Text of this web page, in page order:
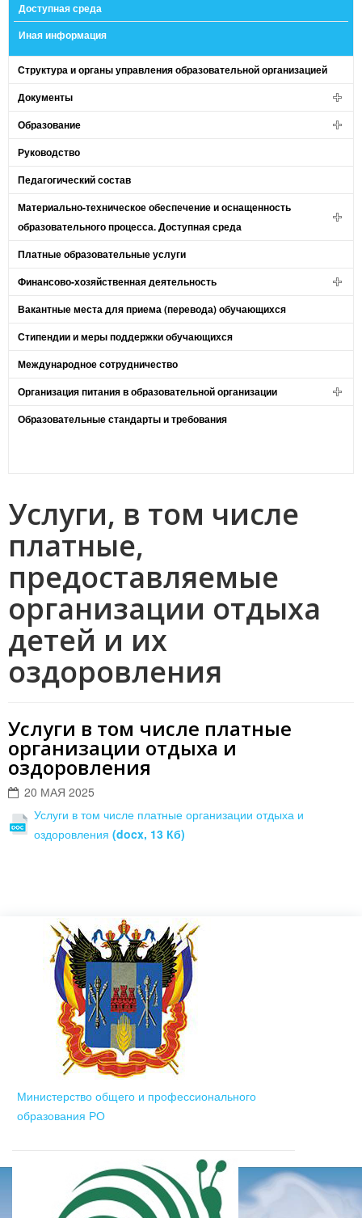
Доступная среда
Иная информация
Структура и органы управления образовательной организацией
Документы
Образование
Руководство
Педагогический состав
Материально-техническое обеспечение и оснащенность
образовательного процесса. Доступная среда
Платные образовательные услуги
Финансово-хозяйственная деятельность
Вакантные места для приема (перевода) обучающихся
Стипендии и меры поддержки обучающихся
Международное сотрудничество
Организация питания в образовательной организации
Образовательные стандарты и требования
Услуги, в том числе
платные,
предоставляемые
организации отдыха
детей и их
оздоровления
Услуги в том числе платные
организации отдыха и
оздоровления
20 МАЯ 2025
Услуги в том числе платные организации отдыха и
оздоровления (docx, 13 Кб)
Министерство общего и профессионального
образования РО